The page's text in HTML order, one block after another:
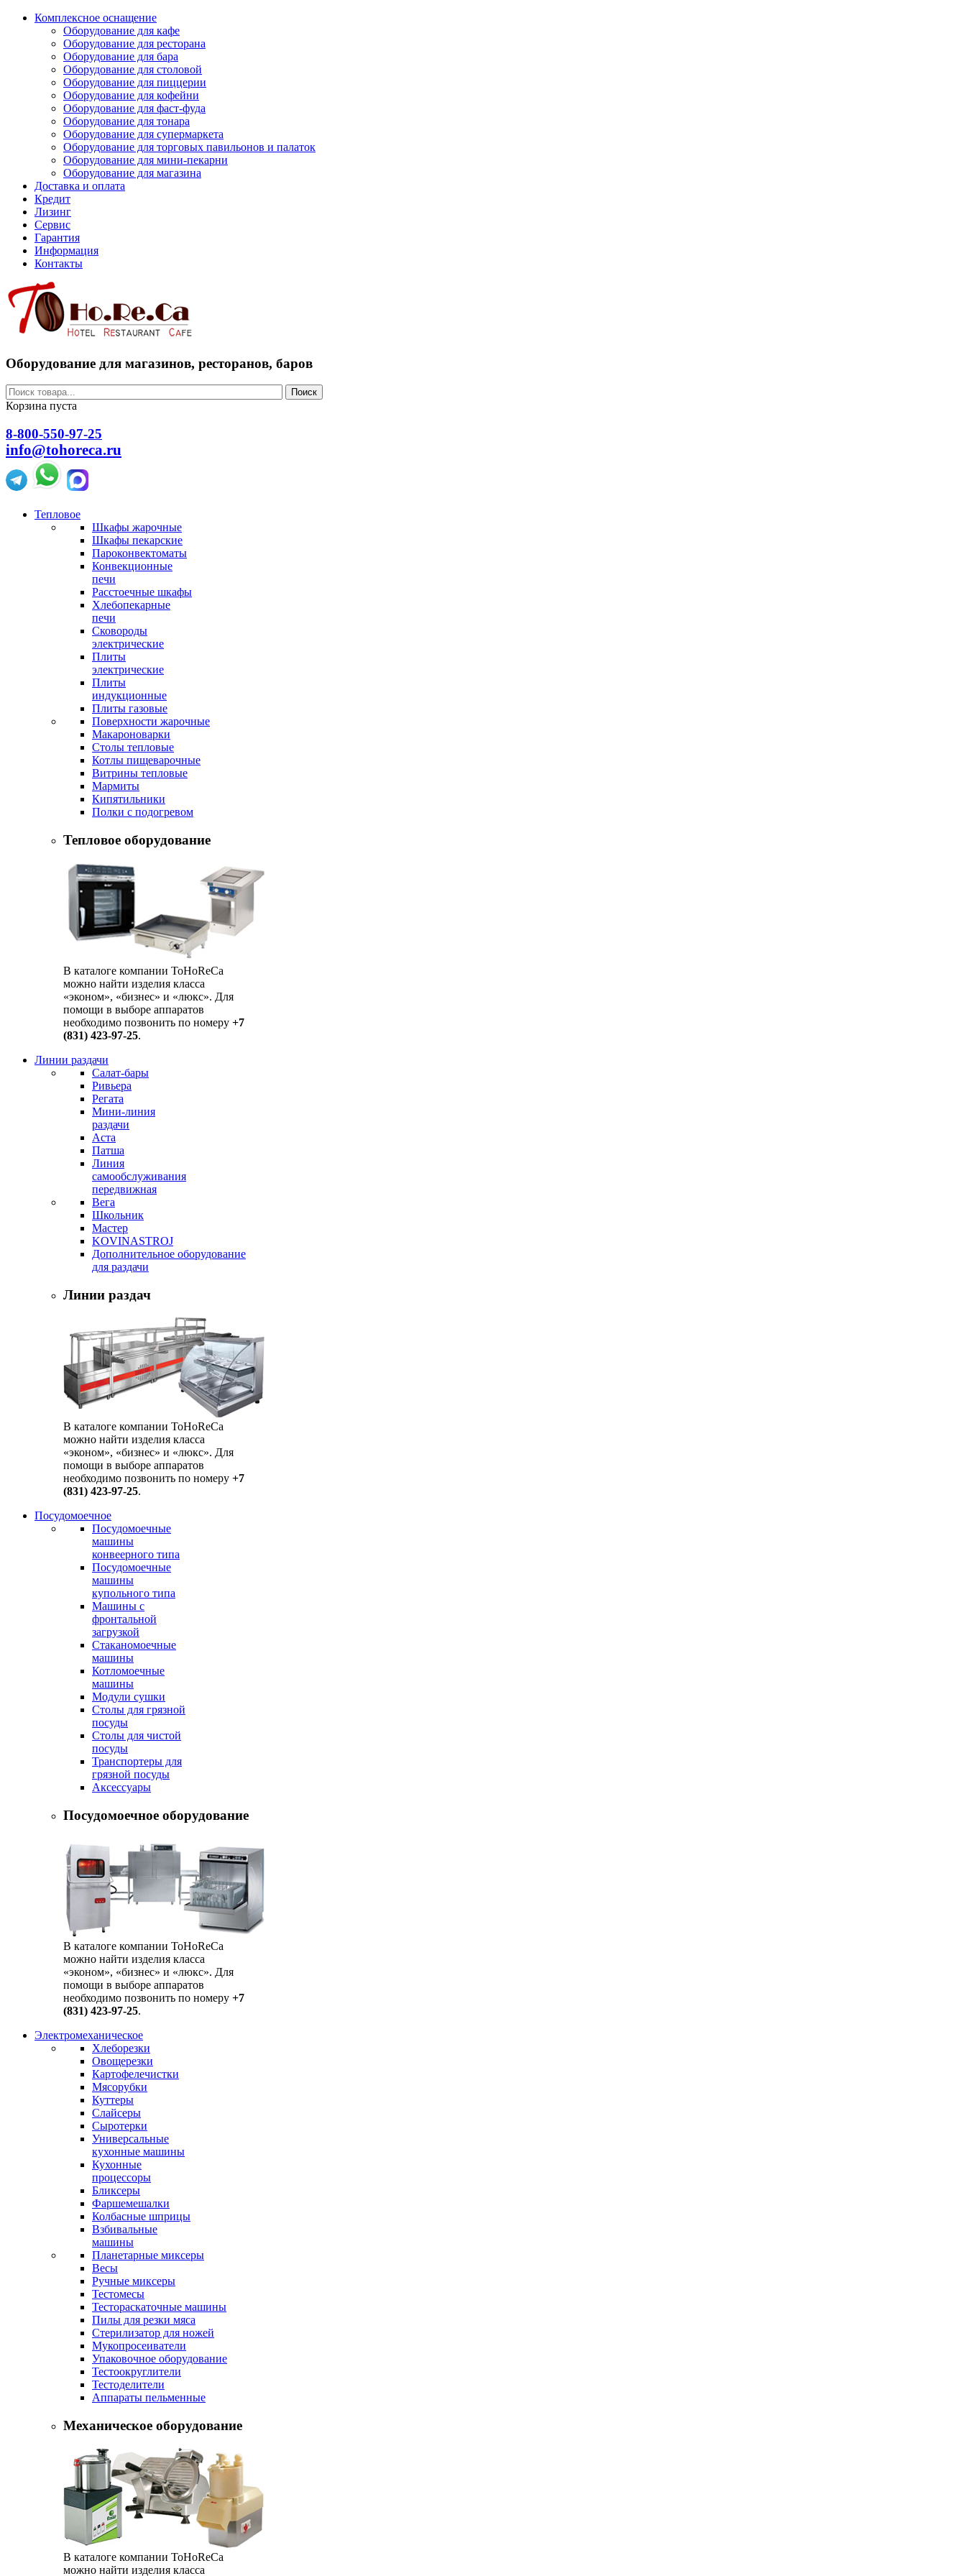
Комплексное оснащение
Оборудование для кафе
Оборудование для ресторана
Оборудование для бара
Оборудование для столовой
Оборудование для пиццерии
Оборудование для кофейни
Оборудование для фаст-фуда
Оборудование для тонара
Оборудование для супермаркета
Оборудование для торговых павильонов и палаток
Оборудование для мини-пекарни
Оборудование для магазина
Доставка и оплата
Кредит
Лизинг
Сервис
Гарантия
Информация
Контакты
Оборудование для магазинов, ресторанов, баров
Поиск
Корзина пуста
8-800-550-97-25
info@tohoreca.ru
Тепловое
Шкафы жарочные
Шкафы пекарские
Пароконвектоматы
Конвекционные
печи
Расстоечные шкафы
Хлебопекарные
печи
Сковороды
электрические
Плиты
электрические
Плиты
индукционные
Плиты газовые
Поверхности жарочные
Макароноварки
Столы тепловые
Котлы пищеварочные
Витрины тепловые
Мармиты
Кипятильники
Полки с подогревом
Тепловое оборудование
В каталоге компании ToHoReCa
можно найти изделия класса
«эконом», «бизнес» и «люкс». Для
помощи в выборе аппаратов
необходимо позвонить по номеру +7
(831) 423-97-25.
Линии раздачи
Салат-бары
Ривьера
Регата
Мини-линия
раздачи
Аста
Патша
Линия
самообслуживания
передвижная
Вега
Школьник
Мастер
KOVINASTROJ
Дополнительное оборудование
для раздачи
Линии раздач
В каталоге компании ToHoReCa
можно найти изделия класса
«эконом», «бизнес» и «люкс». Для
помощи в выборе аппаратов
необходимо позвонить по номеру +7
(831) 423-97-25.
Посудомоечное
Посудомоечные
машины
конвеерного типа
Посудомоечные
машины
купольного типа
Машины с
фронтальной
загрузкой
Стаканомоечные
машины
Котломоечные
машины
Модули сушки
Столы для грязной
посуды
Столы для чистой
посуды
Транспортеры для
грязной посуды
Аксессуары
Посудомоечное оборудование
В каталоге компании ToHoReCa
можно найти изделия класса
«эконом», «бизнес» и «люкс». Для
помощи в выборе аппаратов
необходимо позвонить по номеру +7
(831) 423-97-25.
Электромеханическое
Хлеборезки
Овощерезки
Картофелечистки
Мясорубки
Куттеры
Слайсеры
Сыротерки
Универсальные
кухонные машины
Кухонные
процессоры
Бликсеры
Фаршемешалки
Колбасные шприцы
Взбивальные
машины
Планетарные миксеры
Весы
Ручные миксеры
Тестомесы
Тестораскаточные машины
Пилы для резки мяса
Стерилизатор для ножей
Мукопросеиватели
Упаковочное оборудование
Тестоокруглители
Тестоделители
Аппараты пельменные
Механическое оборудование
В каталоге компании ToHoReCa
можно найти изделия класса